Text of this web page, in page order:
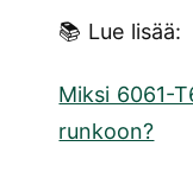
📚 Lue lisää:
Miksi 6061-
runkoon?